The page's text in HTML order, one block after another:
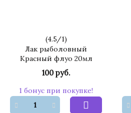
(4.5/1)
Лак рыболовный
Красный флуо 20мл
100 руб.
1 бонус при покупке!